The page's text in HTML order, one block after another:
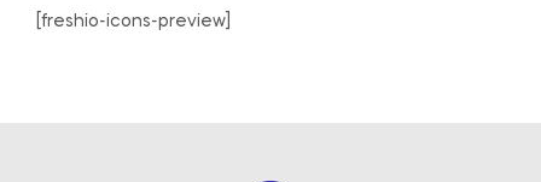
[freshio-icons-preview]